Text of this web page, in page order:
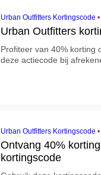
Urban Outfitters Kortingscode •
Urban Outfitters
Profiteer van 40% korting
deze actiecode bij
Urban Outfitters Kortingscode •
Ontvang 40%
kortingscode